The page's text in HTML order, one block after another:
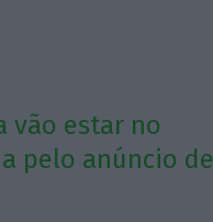
vão estar no
pelo anúncio de